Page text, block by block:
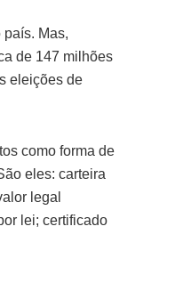
Mas,
de 147 milhões
eleições de
como forma de
eles: carteira
legal
lei; certificado